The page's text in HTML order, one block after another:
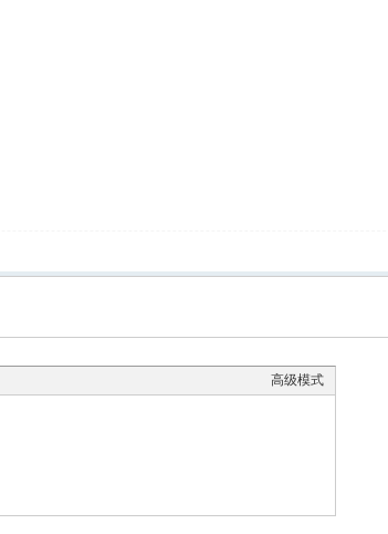
高级模式